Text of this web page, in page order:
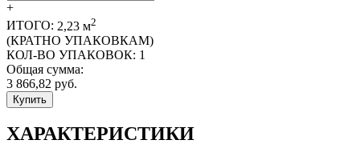
+
ИТОГО: 2,23 м2
(КРАТНО УПАКОВКАМ)
КОЛ-ВО УПАКОВОК: 1
Общая сумма:
3 866,82 руб.
Купить
ХАРАКТЕРИСТИКИ